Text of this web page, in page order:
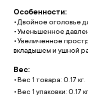
Особенности:
Двойное оголовье
Уменьшенное
Увеличенное
вкладышем и ушной
Вес:
Вес 1 товара: 0.17 кг.
Вес 1 упаковки: 0.17